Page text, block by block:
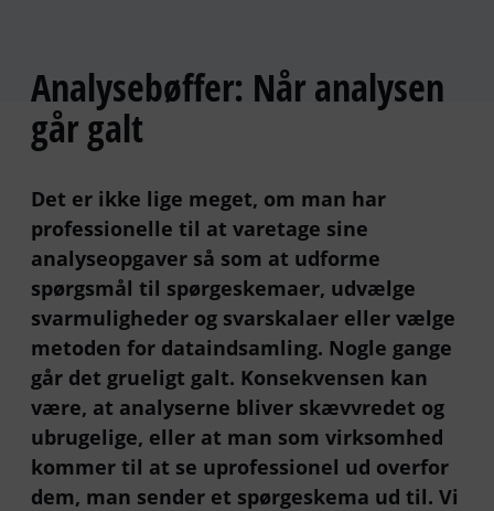
Analysebøffer: Når analysen
går galt
Det er ikke lige meget, om man har
professionelle til at varetage sine
analyseopgaver så som at udforme
spørgsmål til spørgeskemaer, udvælge
svarmuligheder og svarskalaer eller vælge
metoden for dataindsamling. Nogle gange
går det grueligt galt. Konsekvensen kan
være, at analyserne bliver skævvredet og
ubrugelige, eller at man som virksomhed
kommer til at se uprofessionel ud overfor
dem, man sender et spørgeskema ud til. Vi